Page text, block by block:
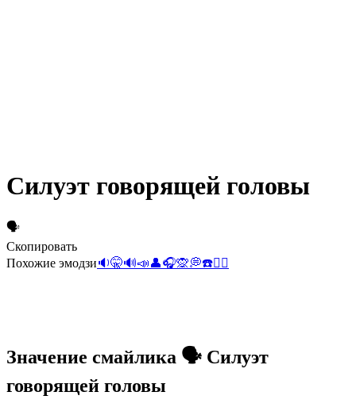
Силуэт говорящей головы
🗣️
Скопировать
Похожие эмодзи🔉🤫🔊📣👤🎧🙊💭☎️💆‍♀️
Значение смайлика 🗣️ Силуэт
говорящей головы